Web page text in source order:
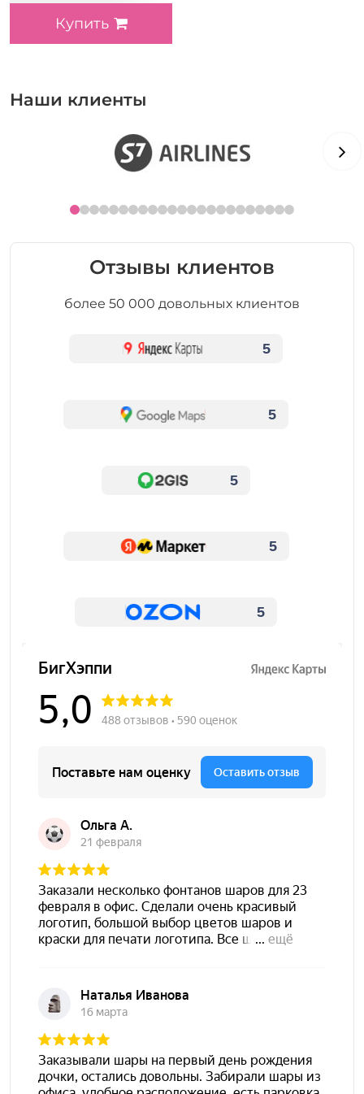
Купить
Наши клиенты
Отзывы клиентов
более 50 000 довольных клиентов
5
5
5
5
5